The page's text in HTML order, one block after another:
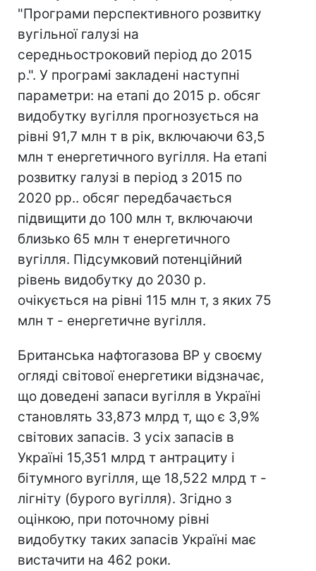
"Програми перспективного розвитку
вугільної галузі на
середньостроковий період до 2015
р.". У програмі закладені наступні
параметри: на етапі до 2015 р. обсяг
видобутку вугілля прогнозується на
рівні 91,7 млн т в рік, включаючи 63,5
млн т енергетичного вугілля. На етапі
розвитку галузі в період з 2015 по
2020 рр.. обсяг передбачається
підвищити до 100 млн т, включаючи
близько 65 млн т енергетичного
вугілля. Підсумковий потенційний
рівень видобутку до 2030 р.
очікується на рівні 115 млн т, з яких 75
млн т - енергетичне вугілля.
Британська нафтогазова ВР у своєму
огляді світової енергетики відзначає,
що доведені запаси вугілля в Україні
становлять 33,873 млрд т, що є 3,9%
світових запасів. З усіх запасів в
Україні 15,351 млрд т антрациту і
бітумного вугілля, ще 18,522 млрд т -
лігніту (бурого вугілля). Згідно з
оцінкою, при поточному рівні
видобутку таких запасів Україні має
вистачити на 462 роки.